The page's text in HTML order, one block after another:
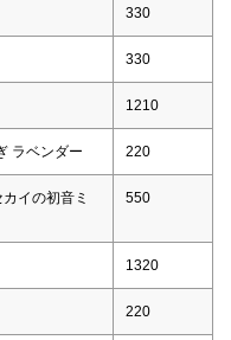
330
330
1210
ラベンダー 220
イの初音ミ
550
1320
220